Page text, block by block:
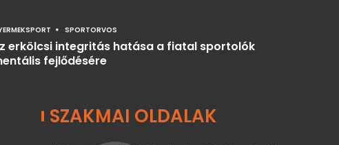
SPORTORVOS
erkölcsi integritás hatása a fiatal sportolók
fejlődésére
SZAKMAI OLDALAK